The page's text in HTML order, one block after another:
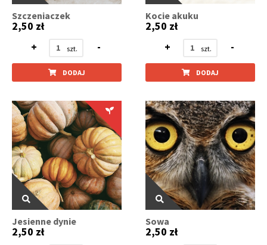
Szczeniaczek
2,50 zł
+
-
DODAJ
Kocie akuku
2,50 zł
+
-
DODAJ
Jesienne dynie
2,50 zł
Sowa
2,50 zł